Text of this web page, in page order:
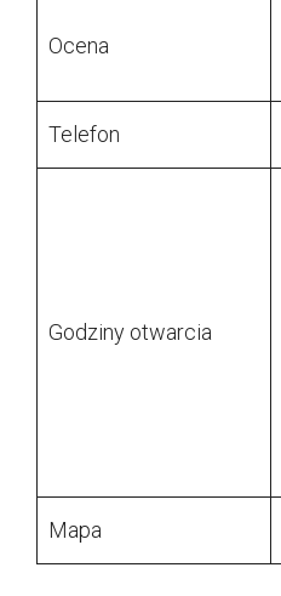
Ocena
Telefon
Godziny otwarcia
Mapa